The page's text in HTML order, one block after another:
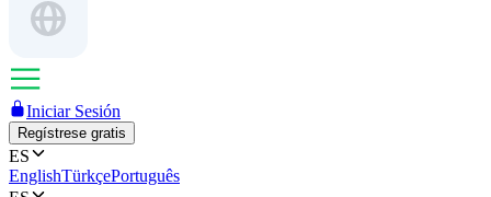
Iniciar Sesión
Regístrese gratis
ES
EnglishTürkçePortuguês